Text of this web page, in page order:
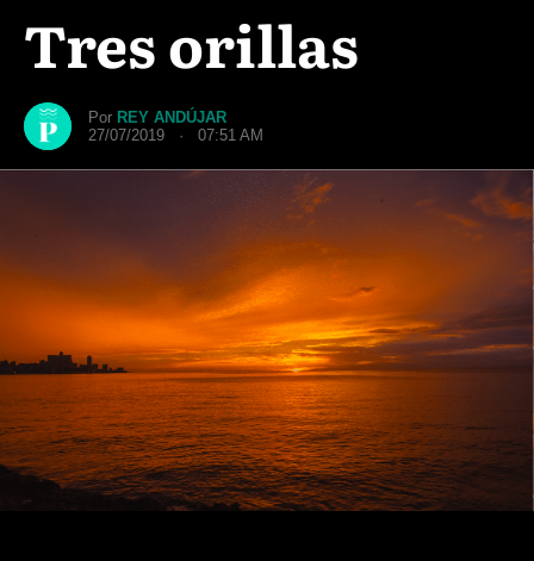
Tres orillas
Por REY ANDÚJAR
27/07/2019 · 07:51 AM